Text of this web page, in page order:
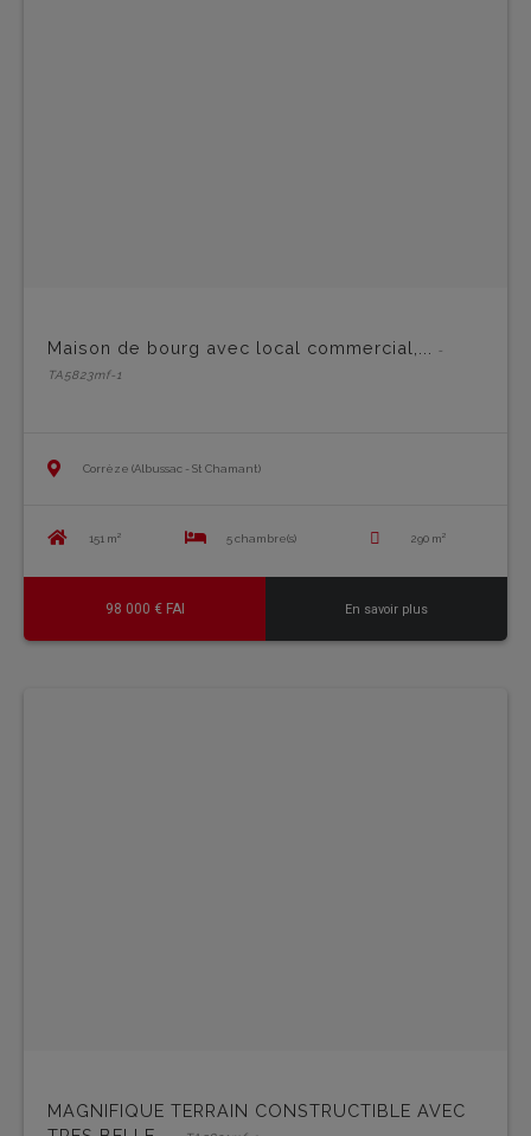
Maison de bourg avec local commercial,...
-
TA5823mf-1
Corrèze (Albussac - St Chamant)
151 m² 5 chambre(s) 290 m²
98 000 € FAI En savoir plus
MAGNIFIQUE TERRAIN CONSTRUCTIBLE AVEC